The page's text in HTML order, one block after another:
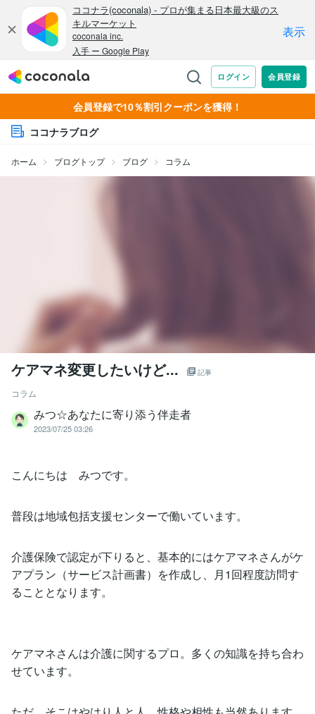
会員登録で10％割引クーポンを獲得！
ココナラブログ
ホーム ブログトップ ブログ コラム
ケアマネ変更したいけど... 記事
コラム
みつ☆あなたに寄り添う伴走者
2023/07/25 03:26
こんにちは みつです。
普段は地域包括支援センターで働いています。
介護保険で認定が下りると、基本的にはケアマネさんがケ
アプラン（サービス計画書）を作成し、月1回程度訪問す
ることとなります。
ケアマネさんは介護に関するプロ。多くの知識を持ち合わ
せています。